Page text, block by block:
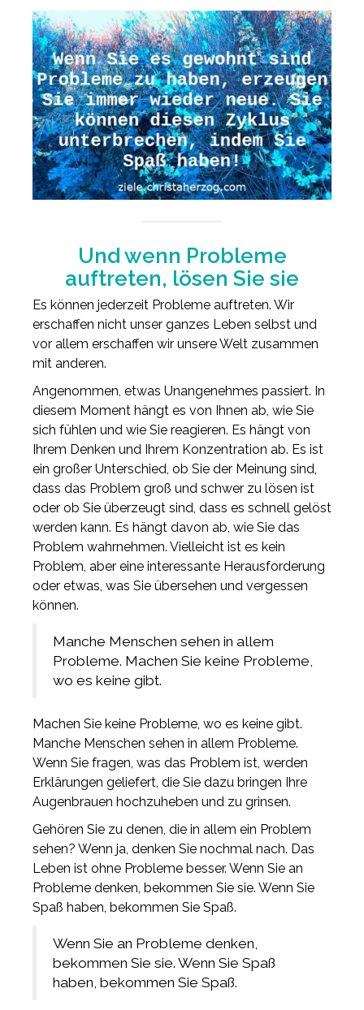
Und wenn Probleme
auftreten, lösen Sie sie
Es können jederzeit Probleme auftreten. Wir
erschaffen nicht unser ganzes Leben selbst und
vor allem erschaffen wir unsere Welt zusammen
mit anderen.
Angenommen, etwas Unangenehmes passiert. In
diesem Moment hängt es von Ihnen ab, wie Sie
sich fühlen und wie Sie reagieren. Es hängt von
Ihrem Denken und Ihrem Konzentration ab. Es ist
ein großer Unterschied, ob Sie der Meinung sind,
dass das Problem groß und schwer zu lösen ist
oder ob Sie überzeugt sind, dass es schnell gelöst
werden kann. Es hängt davon ab, wie Sie das
Problem wahrnehmen. Vielleicht ist es kein
Problem, aber eine interessante Herausforderung
oder etwas, was Sie übersehen und vergessen
können.
Manche Menschen sehen in allem
Probleme. Machen Sie keine Probleme,
wo es keine gibt.
Machen Sie keine Probleme, wo es keine gibt.
Manche Menschen sehen in allem Probleme.
Wenn Sie fragen, was das Problem ist, werden
Erklärungen geliefert, die Sie dazu bringen Ihre
Augenbrauen hochzuheben und zu grinsen.
Gehören Sie zu denen, die in allem ein Problem
sehen? Wenn ja, denken Sie nochmal nach. Das
Leben ist ohne Probleme besser. Wenn Sie an
Probleme denken, bekommen Sie sie. Wenn Sie
Spaß haben, bekommen Sie Spaß.
Wenn Sie an Probleme denken,
bekommen Sie sie. Wenn Sie Spaß
haben, bekommen Sie Spaß.